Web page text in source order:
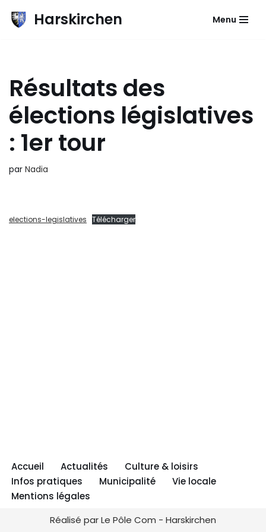
Aller
Harskirchen Menu
Résultats des
élections législatives
: 1er tour
par Nadia
elections-legislatives Télécharger
Accueil Actualités
Culture & loisirs
Infos pratiques
Municipalité
Vie locale
Mentions légales
Réalisé par Le Pôle Com - Harskirchen